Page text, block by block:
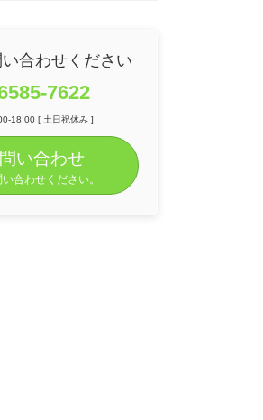
合わせください
7622
18:00 [ 土日祝休み ]
い合わせ
合わせください。